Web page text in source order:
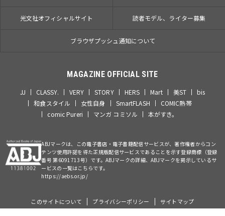
光文社オフィシャルサイト 読者モデル、ライター募集
ブラウザプッシュ通知について
MAGAZINE OFFICIAL SITE
JJ CLASSY. VERY STORY HERS Mart 美ST
bis
和食スタイル
女性自身 SmartFLASH
COMIC熱帯
comic Pureri
マンガ コミソル 本がすき。
ABJマークは、この電子書店・電子書籍配信サービスが、著作権者からコン
テンツ使用許諾を得た正規版配信サービスであることを示す登録商標（登録
番号 第6091713号）です。ABJマークの詳細、ABJマークを掲示しているサ
ービスの一覧はこちらです。
https://aebs.or.jp/
このサイトについて プライバシーポリシー サイトマップ